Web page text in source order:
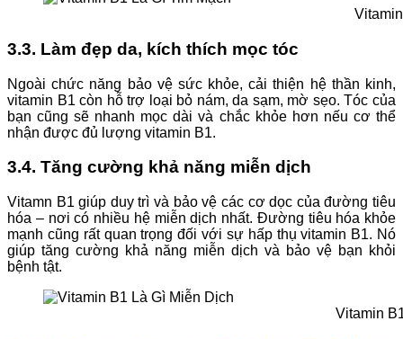
3.3. Làm đẹp da, kích thích mọc tóc
Ngoài chức năng bảo vệ sức khỏe, cải thiện hệ thần kinh,
vitamin B1 còn hỗ trợ loại bỏ nám, da sạm, mờ sẹo. Tóc của
bạn cũng sẽ nhanh mọc dài và chắc khỏe hơn nếu cơ thể
nhận được đủ lượng vitamin B1.
3.4. Tăng cường khả năng miễn dịch
Vitamn B1 giúp duy trì và bảo vệ các cơ dọc của đường tiêu
hóa – nơi có nhiều hệ miễn dịch nhất. Đường tiêu hóa khỏe
mạnh cũng rất quan trọng đối với sự hấp thụ vitamin B1. Nó
giúp tăng cường khả năng miễn dịch và bảo vệ bạn khỏi
bệnh tật.
Vitamin